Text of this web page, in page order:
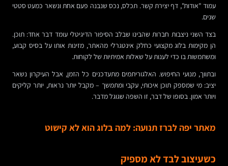
עמוד "אודות", דף יצירת קשר. תכלס, נכס שנבנה פעם אחת ונשאר כמעט סטטי
שנים.
בצד השני ניצבות חברות שהבינו שבלב הסיפור הדיגיטלי עומד דבר אחד: תוכן.
הן מקימות בלוג מקצועי כחלק אינטגרלי מהאתר, מזינות אותו על בסיס קבוע,
ומשתמשות בו כדי לענות על שאלות אמיתיות של לקוחות.
ובתווך, מנועי החיפוש. האלגוריתמים מתעדכנים כל הזמן, אבל העיקרון נשאר
יציב: מי שמספק תוכן איכותי, עקבי ומתמשך – מקבל יותר נראות, יותר קליקים
ויותר אמון. בסופו של דבר, זו השפה שגוגל מדבר.
מאתר יפה לברז תנועה: למה בלוג הוא לא קישוט
כשעיצוב לבד לא מספיק